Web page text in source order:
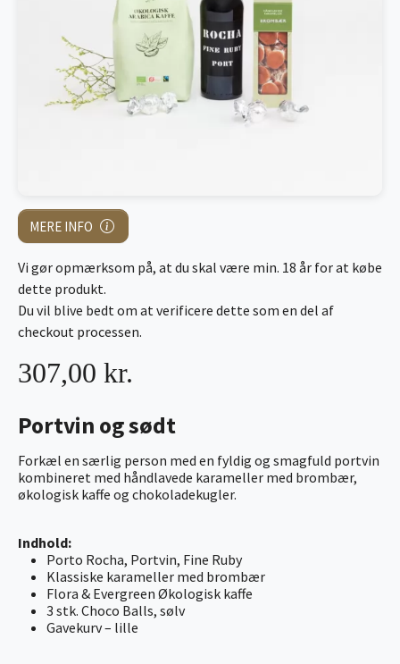
MERE INFO
Portvin og sødt
Forkæl en særlig person med en fyldig og smagfuld portvin
kombineret med håndlavede karameller med brombær,
økologisk kaffe og chokoladekugler.
Indhold:
Porto Rocha, Portvin, Fine Ruby
Klassiske karameller med brombær
Flora & Evergreen Økologisk kaffe
3 stk. Choco Balls, sølv
Gavekurv – lille
307,00 kr.
Vi gør opmærksom på, at du skal være min. 18 år for at købe
dette produkt.
Du vil blive bedt om at verificere dette som en del af
checkout processen.